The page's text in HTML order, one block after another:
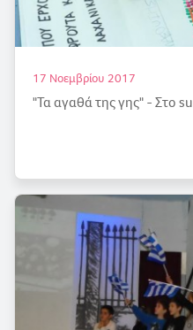
17 Νοεμβρίου 2017
"Τα αγαθά της γης" - Στο